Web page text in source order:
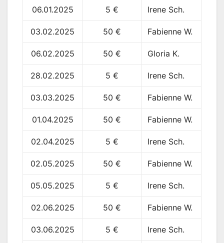
06.01.2025 5 € Irene Sch.
03.02.2025 50 € Fabienne W.
06.02.2025 50 € Gloria K.
28.02.2025 5 € Irene Sch.
03.03.2025 50 € Fabienne W.
01.04.2025 50 € Fabienne W.
02.04.2025 5 € Irene Sch.
02.05.2025 50 € Fabienne W.
05.05.2025 5 € Irene Sch.
02.06.2025 50 € Fabienne W.
03.06.2025 5 € Irene Sch.